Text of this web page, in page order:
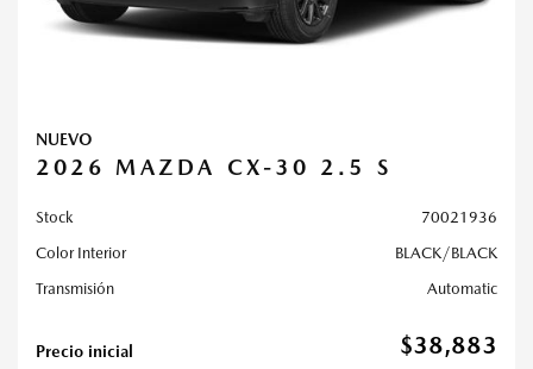
NUEVO
2026 MAZDA CX-30 2.5 S
Stock
70021936
Color Interior
BLACK/BLACK
Transmisión
Automatic
Precio inicial $38,883